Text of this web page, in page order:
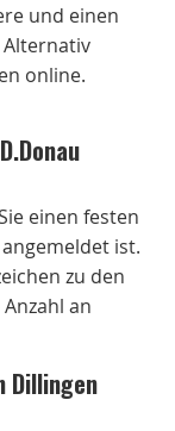
und einen
online.
einen festen
ist.
zu den
an
Dillingen